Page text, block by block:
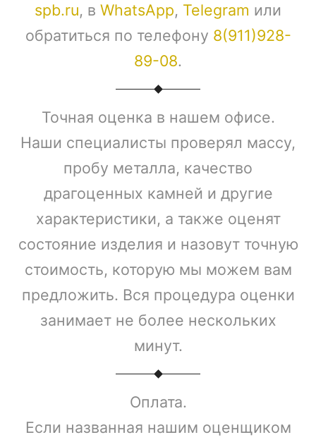
spb.ru, в WhatsApp, Telegram или
обратиться по телефону 8(911)928-
89-08.
Точная оценка в нашем офисе.
Наши специалисты проверял массу,
пробу металла, качество
драгоценных камней и другие
характеристики, а также оценят
состояние изделия и назовут точную
стоимость, которую мы можем вам
предложить. Вся процедура оценки
занимает не более нескольких
минут.
Оплата.
Если названная нашим оценщиком